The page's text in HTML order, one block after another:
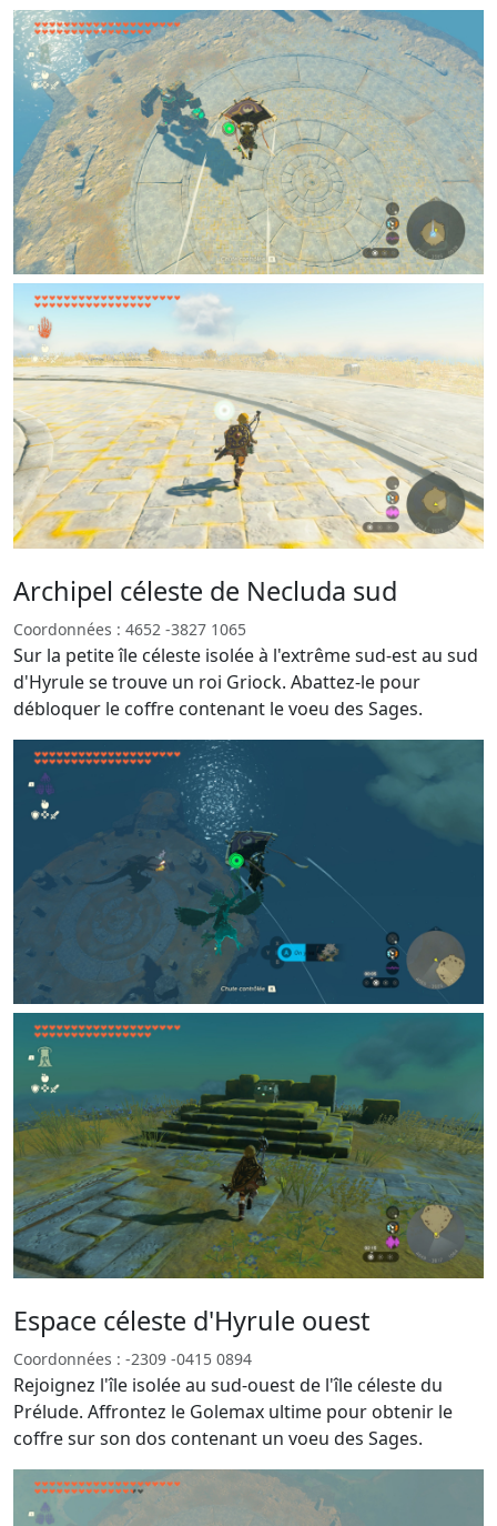
Archipel céleste de Necluda sud
Coordonnées : 4652 -3827 1065
Sur la petite île céleste isolée à l'extrême sud-est au sud
d'Hyrule se trouve un roi Griock. Abattez-le pour
débloquer le coffre contenant le voeu des Sages.
Espace céleste d'Hyrule ouest
Coordonnées : -2309 -0415 0894
Rejoignez l'île isolée au sud-ouest de l'île céleste du
Prélude. Affrontez le Golemax ultime pour obtenir le
coffre sur son dos contenant un voeu des Sages.